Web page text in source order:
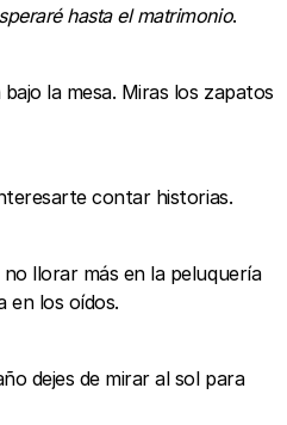
hasta el matrimonio.
la mesa. Miras los zapatos
contar historias.
llorar más en la peluquería
en los oídos.
dejes de mirar al sol para